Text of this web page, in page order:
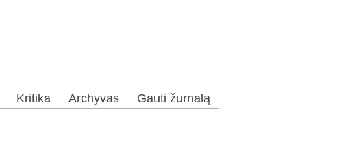
Kritika Archyvas Gauti žurnalą